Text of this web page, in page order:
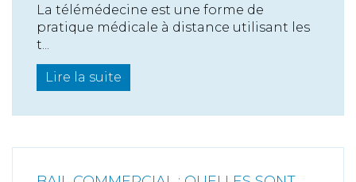
La télémédecine est une forme de
pratique médicale à distance utilisant les
t...
Lire la suite